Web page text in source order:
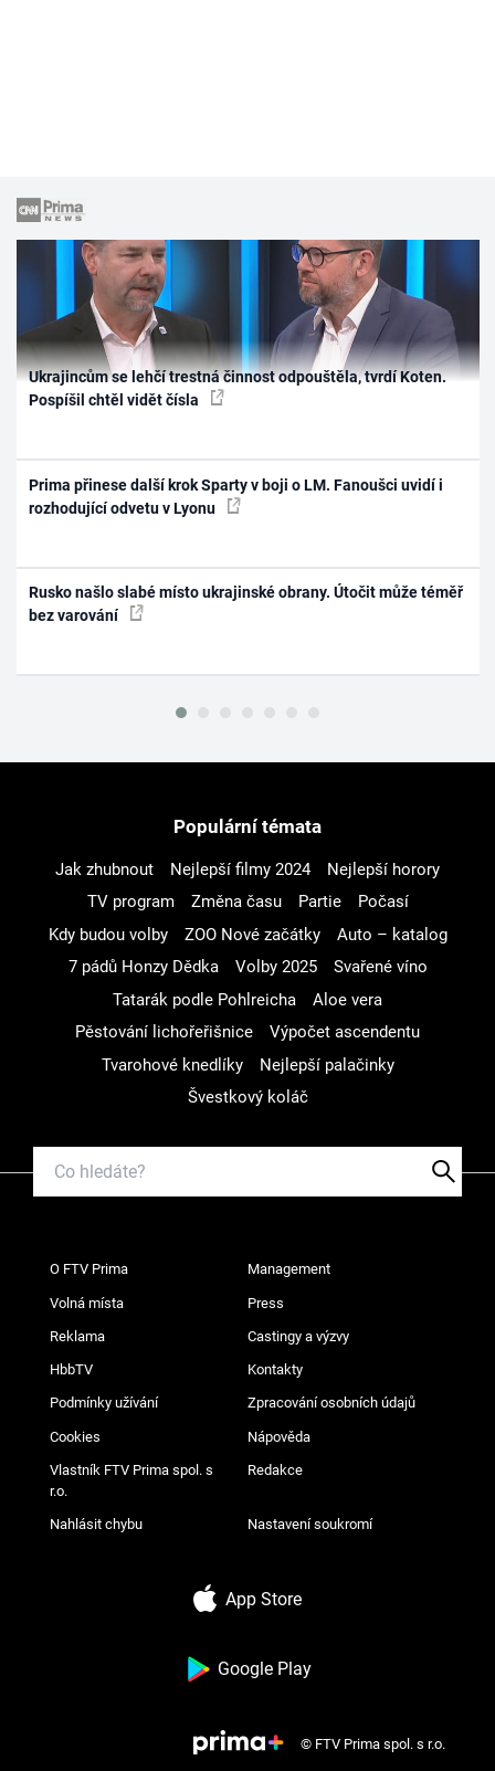
Ukrajincům se lehčí trestná činnost odpouštěla, tvrdí Koten.
Pospíšil chtěl vidět čísla
Prima přinese další krok Sparty v boji o LM. Fanoušci uvidí i
rozhodující odvetu v Lyonu
Rusko našlo slabé místo ukrajinské obrany. Útočit může téměř
bez varování
Populární témata
Jak zhubnout Nejlepší filmy 2024
Nejlepší horory
TV program
Změna času Partie
Počasí
Kdy budou volby
ZOO Nové začátky
Auto – katalog
7 pádů Honzy Dědka
Volby 2025
Svařené víno
Tatarák podle Pohlreicha
Aloe vera
Pěstování lichořeřišnice
Výpočet ascendentu
Tvarohové knedlíky
Nejlepší palačinky
Švestkový koláč
O FTV Prima Management
Volná místa Press
Reklama Castingy a výzvy
HbbTV Kontakty
Podmínky užívání Zpracování osobních údajů
Cookies Nápověda
Vlastník FTV Prima spol. s
r.o.
Redakce
Nahlásit chybu Nastavení soukromí
App Store
Google Play
© FTV Prima spol. s r.o.